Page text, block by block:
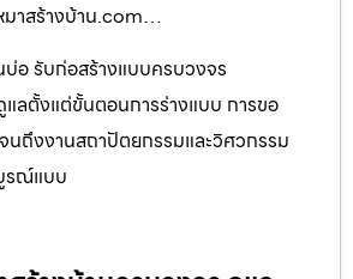
มาสร้างบ้าน.com…
อ รับก่อสร้างแบบครบวงจร
ลตั้งแต่ขั้นตอนการร่างแบบ การขอ
ถึงงานสถาปัตยกรรมและวิศวกรรม
รณ์แบบ